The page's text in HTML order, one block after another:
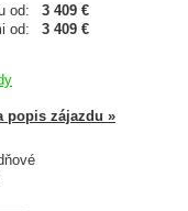
od:
3 409 €
od:
3 409 €
popis zájazdu »